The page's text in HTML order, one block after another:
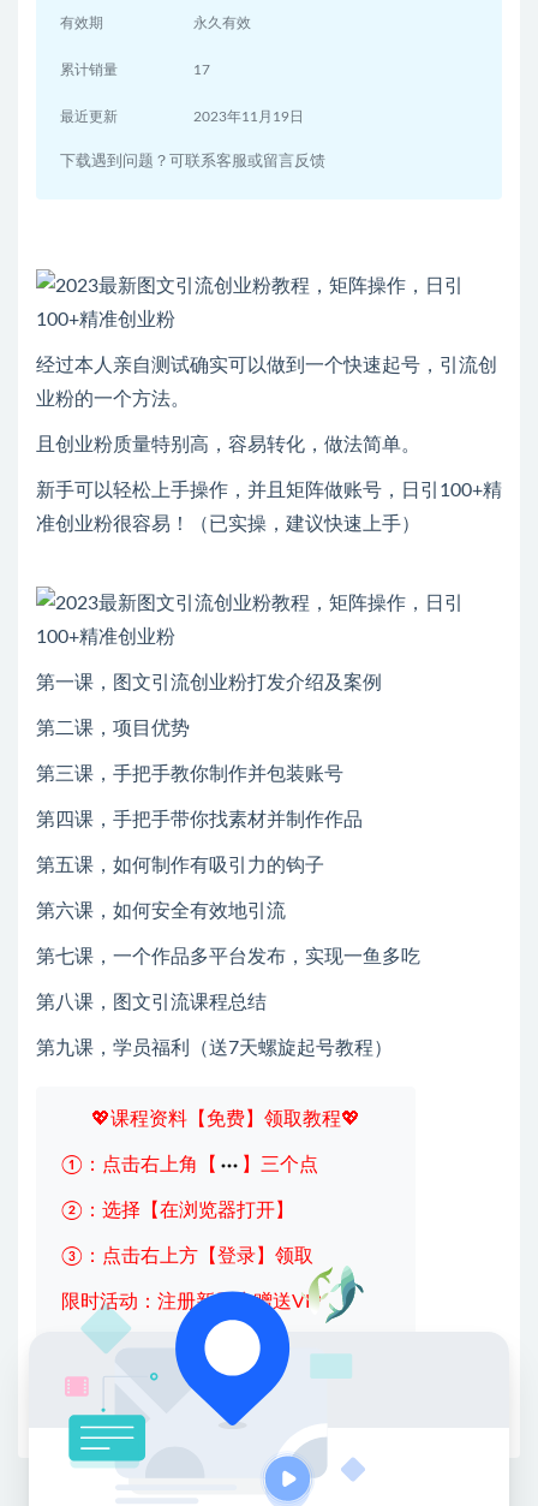
有效期 永久有效
累计销量 17
最近更新 2023年11月19日
下载遇到问题？可联系客服或留言反馈
经过本人亲自测试确实可以做到一个快速起号，引流创
业粉的一个方法。
且创业粉质量特别高，容易转化，做法简单。
新手可以轻松上手操作，并且矩阵做账号，日引100+精
准创业粉很容易！（已实操，建议快速上手）
第一课，图文引流创业粉打发介绍及案例
第二课，项目优势
第三课，手把手教你制作并包装账号
第四课，手把手带你找素材并制作作品
第五课，如何制作有吸引力的钩子
第六课，如何安全有效地引流
第七课，一个作品多平台发布，实现一鱼多吃
第八课，图文引流课程总结
第九课，学员福利（送7天螺旋起号教程）
💖课程资料【免费】领取教程💖
①：点击右上角【 】三个点
②：选择【在浏览器打开】
③：点击右上方【登录】领取
限时活动：注册新用户赠送VIP
收藏 链接